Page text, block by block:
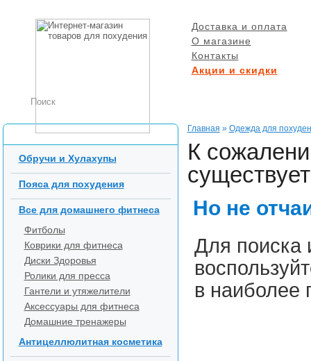
Доставка и оплата
О магазине
Контакты
Акции и скидки
Главная » Одежда для
К
Но не
Для поиска
в наиболее
Каталог товаров
Обручи и Хулахупы
Пояса для похудения
Все для домашнего фитнеса
Фитболы
Коврики для фитнеса
Диски Здоровья
Ролики для пресса
Гантели и утяжелители
Аксессуары для фитнеса
Домашние тренажеры
Антицеллюлитная косметика